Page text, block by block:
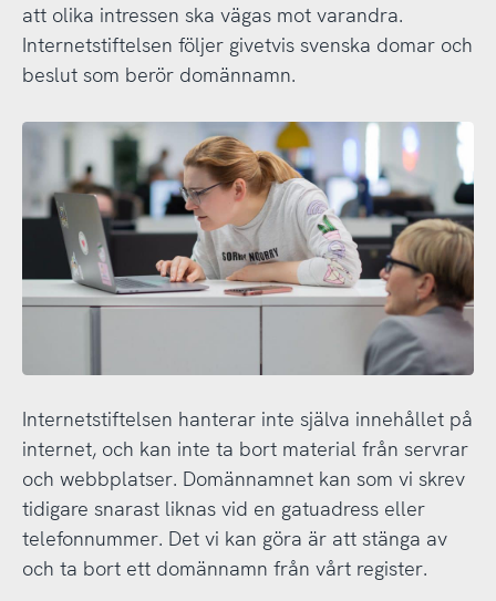
att olika intressen ska vägas mot varandra.
Internetstiftelsen följer givetvis svenska domar och
beslut som berör domännamn.
Internetstiftelsen hanterar inte själva innehållet på
internet, och kan inte ta bort material från servrar
och webbplatser. Domännamnet kan som vi skrev
tidigare snarast liknas vid en gatuadress eller
telefonnummer. Det vi kan göra är att stänga av
och ta bort ett domännamn från vårt register.